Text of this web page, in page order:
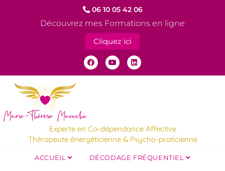
06 10 05 42 06
Découvrez mes Formations en ligne
Cliquez ici
Experte en Co-dépendance Affective
Thérapeute énergéticienne & Psycho-praticienne
ACCUEIL DÉCODAGE FRÉQUENTIEL